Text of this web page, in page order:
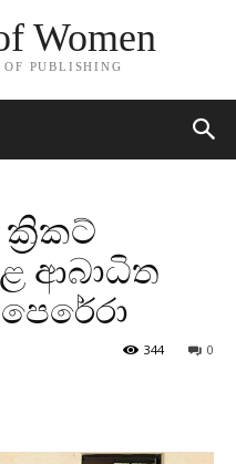
Women
OF PUBLISHING
ආබාධිත
0
344